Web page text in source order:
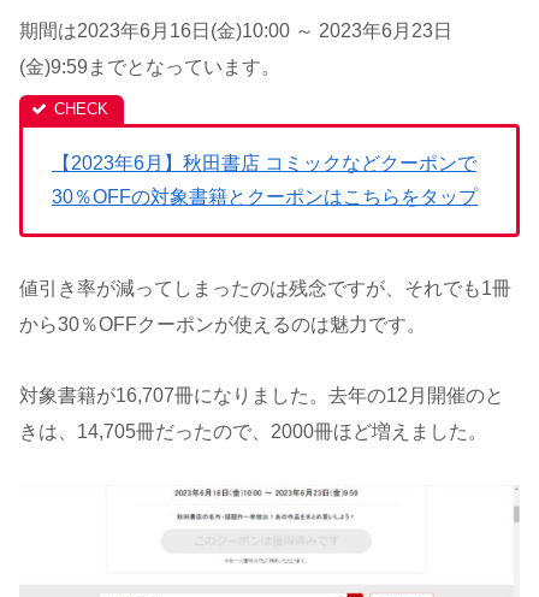
期間は2023年6月16日(金)10:00 ～ 2023年6月23日
(金)9:59までとなっています。
【2023年6月】秋田書店 コミックなどクーポンで
30％OFFの対象書籍とクーポンはこちらをタップ
値引き率が減ってしまったのは残念ですが、それでも1冊
から30％OFFクーポンが使えるのは魅力です。
対象書籍が16,707冊になりました。去年の12月開催のと
きは、14,705冊だったので、2000冊ほど増えました。